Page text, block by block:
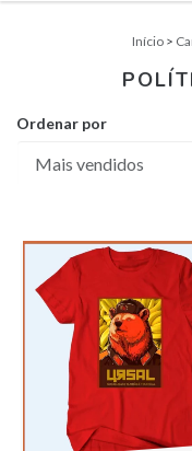
Início >
Ordenar por